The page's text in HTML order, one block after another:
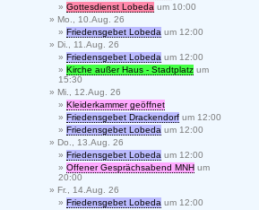
Gottesdienst Lobeda um 10:00
Mo., 10.Aug. 26
Friedensgebet Lobeda um 12:00
Di., 11.Aug. 26
Friedensgebet Lobeda um 12:00
Kirche außer Haus - Stadtplatz um
15:30
Mi., 12.Aug. 26
Kleiderkammer geöffnet
Friedensgebet Drackendorf um 12:00
Friedensgebet Lobeda um 12:00
Do., 13.Aug. 26
Friedensgebet Lobeda um 12:00
Offener Gesprächsabend MNH um
20:00
Fr., 14.Aug. 26
Friedensgebet Lobeda um 12:00